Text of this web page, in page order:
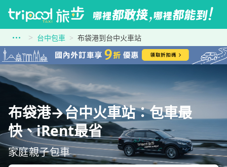
台中包車 布袋港到台中火車站
布袋港→台中火車站：包車最
快、iRent最省
家庭親子包車